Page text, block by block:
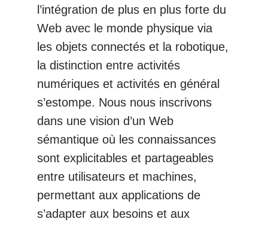
l’intégration de plus en plus forte du
Web avec le monde physique via
les objets connectés et la robotique,
la distinction entre activités
numériques et activités en général
s’estompe. Nous nous inscrivons
dans une vision d’un Web
sémantique où les connaissances
sont explicitables et partageables
entre utilisateurs et machines,
permettant aux applications de
s’adapter aux besoins et aux